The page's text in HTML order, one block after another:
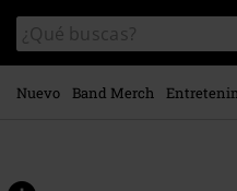
contenido
principal
Buscar
en
el
catálogo
Nuevo Band Merch